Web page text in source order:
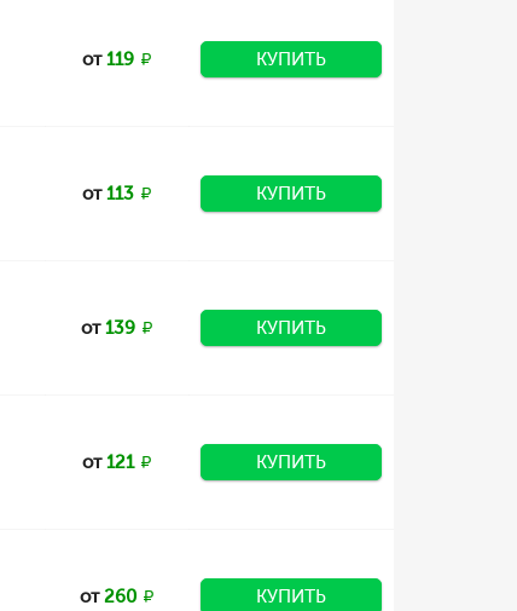
от119 КУПИТЬ
от113 КУПИТЬ
от139 КУПИТЬ
от121 КУПИТЬ
от260 КУПИТЬ